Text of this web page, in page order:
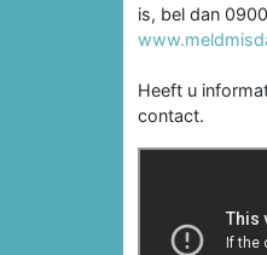
is, bel dan
Heeft u
contact.